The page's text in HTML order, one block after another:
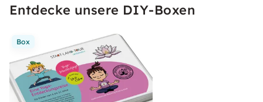
Entdecke unsere DIY-Boxen
Box